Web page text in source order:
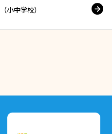
（小中学校）